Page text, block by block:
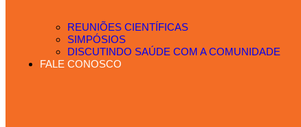
REUNIÕES CIENTÍFICAS
SIMPÓSIOS
DISCUTINDO SAÚDE COM A COMUNIDADE
FALE CONOSCO